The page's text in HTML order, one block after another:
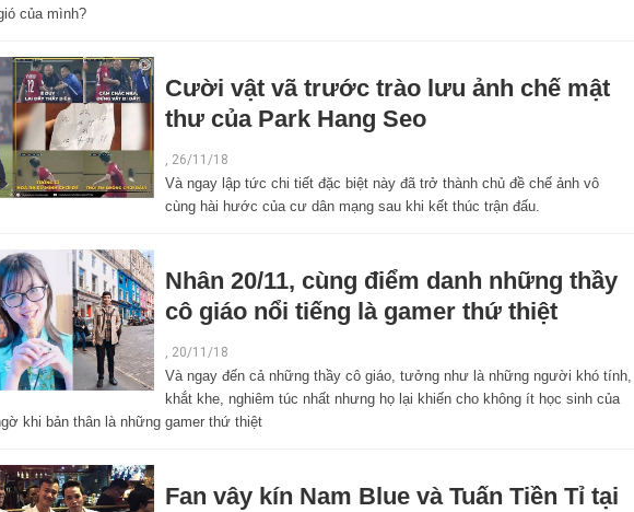
của mình?
Cười vật vã trước trào lưu ảnh chế mật
thư của Park Hang Seo
, 26/11/18
Và ngay lập tức chi tiết đặc biệt này đã trở thành chủ đề chế ảnh vô
cùng hài hước của cư dân mạng sau khi kết thúc trận đấu.
Nhân 20/11, cùng điểm danh những thầy
cô giáo nổi tiếng là gamer thứ thiệt
, 20/11/18
Và ngay đến cả những thầy cô giáo, tưởng như là những người khó tính,
khắt khe, nghiêm túc nhất nhưng họ lại khiến cho không ít học sinh của
khi bản thân là những gamer thứ thiệt
Fan vây kín Nam Blue và Tuấn Tiền Tỉ tại